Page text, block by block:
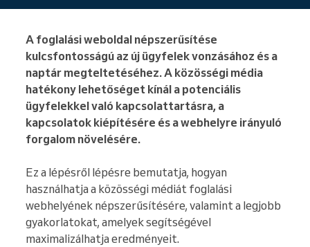
A foglalási weboldal népszerűsítése
kulcsfontosságú az új ügyfelek vonzásához és a
naptár megteltetéséhez. A közösségi média
hatékony lehetőséget kínál a potenciális
ügyfelekkel való kapcsolattartásra, a
kapcsolatok kiépítésére és a webhelyre irányuló
forgalom növelésére.
Ez a lépésről lépésre bemutatja, hogyan
használhatja a közösségi médiát foglalási
webhelyének népszerűsítésére, valamint a legjobb
gyakorlatokat, amelyek segítségével
maximalizálhatja eredményeit.